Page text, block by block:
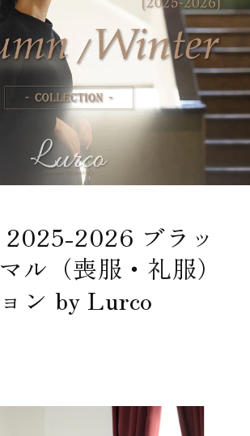
2025-2026 ブラッ
ル（喪服・礼服）
ン by Lurco